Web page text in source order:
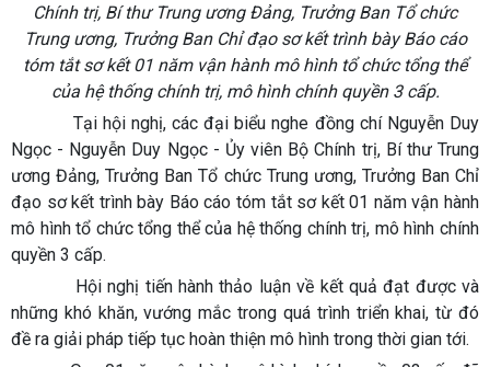
Chính trị, Bí thư Trung ương Đảng, Trưởng Ban Tổ chức
Trung ương, Trưởng Ban Chỉ đạo sơ kết trình bày Báo cáo
tóm tắt sơ kết 01 năm vận hành mô hình tổ chức tổng thể
của hệ thống chính trị, mô hình chính quyền 3 cấp.
Tại hội nghị, các đại biểu nghe đồng chí Nguyễn Duy
Ngọc - Nguyễn Duy Ngọc - Ủy viên Bộ Chính trị, Bí thư Trung
ương Đảng, Trưởng Ban Tổ chức Trung ương, Trưởng Ban Chỉ
đạo sơ kết trình bày Báo cáo tóm tắt sơ kết 01 năm vận hành
mô hình tổ chức tổng thể của hệ thống chính trị, mô hình chính
quyền 3 cấp.
Hội nghị tiến hành thảo luận về kết quả đạt được và
những khó khăn, vướng mắc trong quá trình triển khai, từ đó
đề ra giải pháp tiếp tục hoàn thiện mô hình trong thời gian tới.